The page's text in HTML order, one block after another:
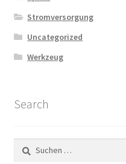
Stromversorgung
Uncategorized
Werkzeug
Search
Suchen
nach: